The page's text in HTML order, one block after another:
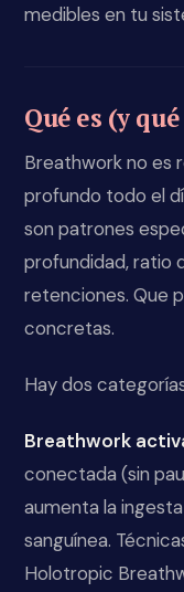
medibles en tu
Qué es (y
Breathwork no es
profundo todo el
son patrones
profundidad, ratio
retenciones. Que
concretas.
Hay dos
Breathwork
conectada (sin
aumenta la
sanguínea.
Holotropic